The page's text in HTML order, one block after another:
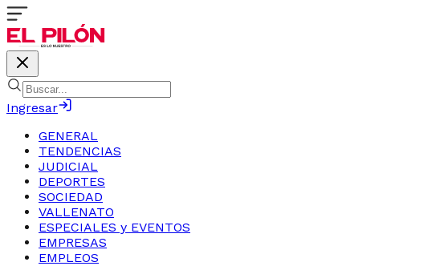
Ingresar
GENERAL
TENDENCIAS
JUDICIAL
DEPORTES
SOCIEDAD
VALLENATO
ESPECIALES y EVENTOS
EMPRESAS
EMPLEOS